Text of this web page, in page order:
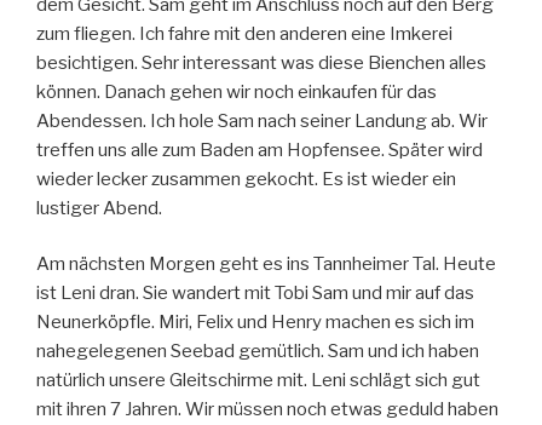
dem Gesicht. Sam geht im Anschluss noch auf den Berg
zum fliegen. Ich fahre mit den anderen eine Imkerei
besichtigen. Sehr interessant was diese Bienchen alles
können. Danach gehen wir noch einkaufen für das
Abendessen. Ich hole Sam nach seiner Landung ab. Wir
treffen uns alle zum Baden am Hopfensee. Später wird
wieder lecker zusammen gekocht. Es ist wieder ein
lustiger Abend.
Am nächsten Morgen geht es ins Tannheimer Tal. Heute
ist Leni dran. Sie wandert mit Tobi Sam und mir auf das
Neunerköpfle. Miri, Felix und Henry machen es sich im
nahegelegenen Seebad gemütlich. Sam und ich haben
natürlich unsere Gleitschirme mit. Leni schlägt sich gut
mit ihren 7 Jahren. Wir müssen noch etwas geduld haben